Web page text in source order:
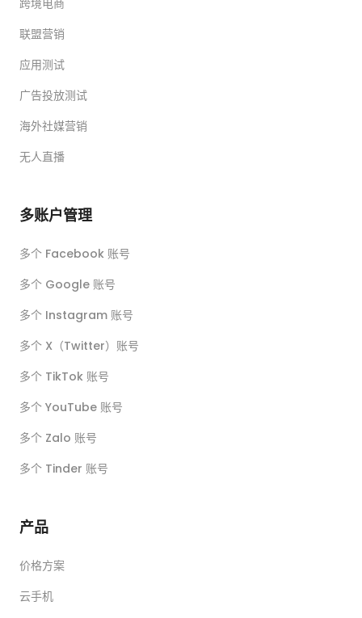
跨境电商
联盟营销
应用测试
广告投放测试
海外社媒营销
无人直播
多账户管理
多个 Facebook 账号
多个 Google 账号
多个 Instagram 账号
多个 X（Twitter）账号
多个 TikTok 账号
多个 YouTube 账号
多个 Zalo 账号
多个 Tinder 账号
产品
价格方案
云手机